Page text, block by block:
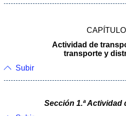
CAPÍTULO
Actividad de
transporte y
Subir
Sección 1.ª Actividad